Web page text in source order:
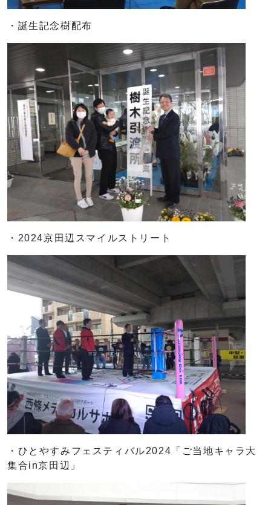
・誕生記念樹配布
・2024京田辺スマイルストリート
・ひとやすみフェスティバル2024「ご当地キャラ大
集合in京田辺」